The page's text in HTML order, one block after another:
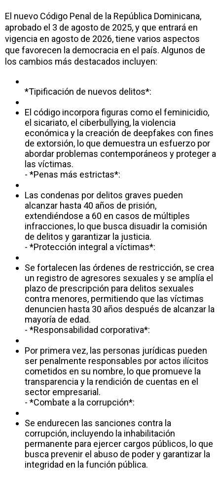
El nuevo Código Penal de la República Dominicana,
aprobado el 3 de agosto de 2025, y que entrará en
vigencia en agosto de 2026, tiene varios aspectos
que favorecen la democracia en el país. Algunos de
los cambios más destacados incluyen:
*Tipificación de nuevos delitos*:
El código incorpora figuras como el feminicidio,
el sicariato, el ciberbullying, la violencia
económica y la creación de deepfakes con fines
de extorsión, lo que demuestra un esfuerzo por
abordar problemas contemporáneos y proteger a
las víctimas.
- *Penas más estrictas*:
Las condenas por delitos graves pueden
alcanzar hasta 40 años de prisión,
extendiéndose a 60 en casos de múltiples
infracciones, lo que busca disuadir la comisión
de delitos y garantizar la justicia.
- *Protección integral a víctimas*:
Se fortalecen las órdenes de restricción, se crea
un registro de agresores sexuales y se amplía el
plazo de prescripción para delitos sexuales
contra menores, permitiendo que las víctimas
denuncien hasta 30 años después de alcanzar la
mayoría de edad.
- *Responsabilidad corporativa*:
Por primera vez, las personas jurídicas pueden
ser penalmente responsables por actos ilícitos
cometidos en su nombre, lo que promueve la
transparencia y la rendición de cuentas en el
sector empresarial.
- *Combate a la corrupción*:
Se endurecen las sanciones contra la
corrupción, incluyendo la inhabilitación
permanente para ejercer cargos públicos, lo que
busca prevenir el abuso de poder y garantizar la
integridad en la función pública.